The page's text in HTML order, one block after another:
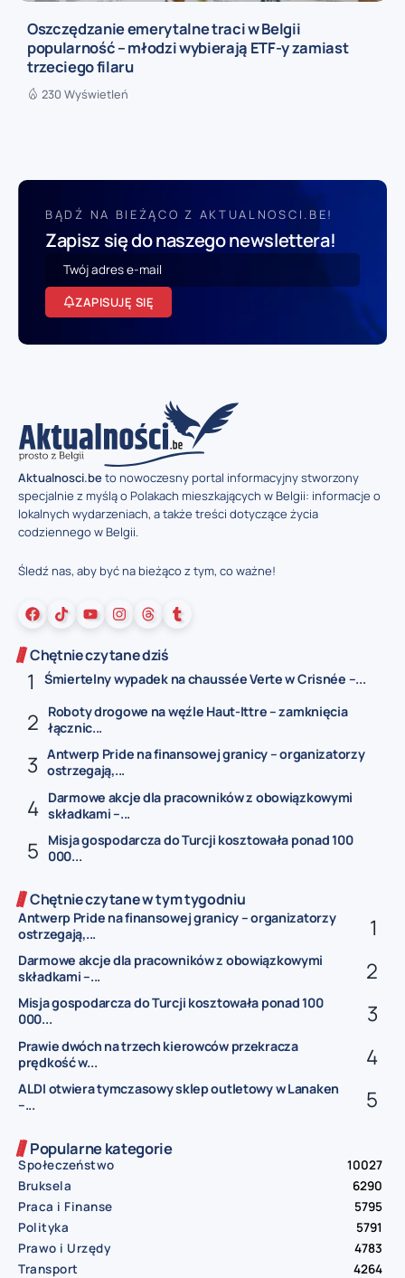
Oszczędzanie emerytalne traci w Belgii
popularność – młodzi wybierają ETF-y zamiast
trzeciego filaru
230 Wyświetleń
BĄDŹ NA BIEŻĄCO Z AKTUALNOSCI.BE!
Zapisz się do naszego newslettera!
ZAPISUJĘ SIĘ
Aktualnosci.beto nowoczesny portal informacyjny stworzony
specjalnie z myślą o Polakach mieszkających w Belgii: informacje o
lokalnych wydarzeniach, a także treści dotyczące życia
codziennego w Belgii.
Śledź nas, aby być na bieżąco z tym, co ważne!
Chętnie czytane dziś
Śmiertelny wypadek na chaussée Verte w Crisnée –...
Roboty drogowe na węźle Haut-Ittre – zamknięcia
łącznic...
Antwerp Pride na finansowej granicy – organizatorzy
ostrzegają,...
Darmowe akcje dla pracowników z obowiązkowymi
składkami –...
Misja gospodarcza do Turcji kosztowała ponad 100
000...
Chętnie czytane w tym tygodniu
Antwerp Pride na finansowej granicy – organizatorzy
ostrzegają,...
Darmowe akcje dla pracowników z obowiązkowymi
składkami –...
Misja gospodarcza do Turcji kosztowała ponad 100
000...
Prawie dwóch na trzech kierowców przekracza
prędkość w...
ALDI otwiera tymczasowy sklep outletowy w Lanaken
–...
Popularne kategorie
Społeczeństwo
10027
Bruksela
6290
Praca i Finanse
5795
Polityka
5791
Prawo i Urzędy
4783
Transport
4264